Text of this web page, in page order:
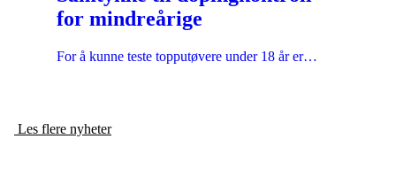
for mindreårige
For å kunne teste topputøvere under 18 år er…
Les flere nyheter